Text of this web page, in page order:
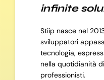
infinite
Stiip nasce nel
sviluppatori
tecnologia,
nella quotidianità
professionisti.